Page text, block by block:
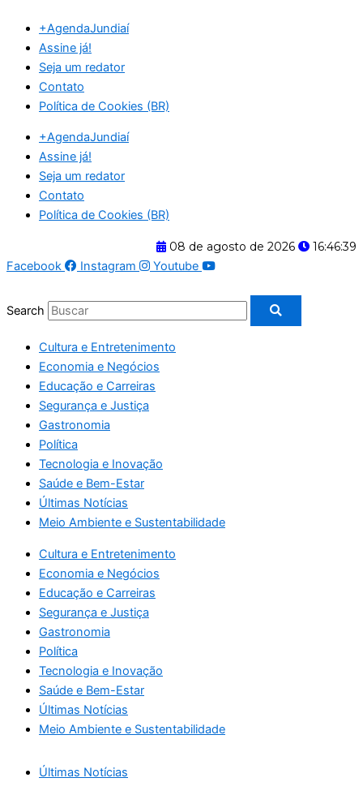
para
conteúdo
+AgendaJundiaí
Assine já!
Seja um redator
Contato
Política de Cookies (BR)
+AgendaJundiaí
Assine já!
Seja um redator
Contato
Política de Cookies (BR)
08 de agosto de 2026
16:46:40
Facebook
Instagram Youtube
Search
Cultura e Entretenimento
Economia e Negócios
Educação e Carreiras
Segurança e Justiça
Gastronomia
Política
Tecnologia e Inovação
Saúde e Bem-Estar
Últimas Notícias
Meio Ambiente e Sustentabilidade
Cultura e Entretenimento
Economia e Negócios
Educação e Carreiras
Segurança e Justiça
Gastronomia
Política
Tecnologia e Inovação
Saúde e Bem-Estar
Últimas Notícias
Meio Ambiente e Sustentabilidade
Últimas Notícias